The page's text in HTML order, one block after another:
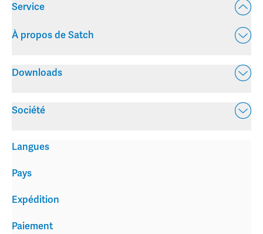
Service
À propos de Satch
Downloads
Société
Expédition
Paiement
Langues
Pays